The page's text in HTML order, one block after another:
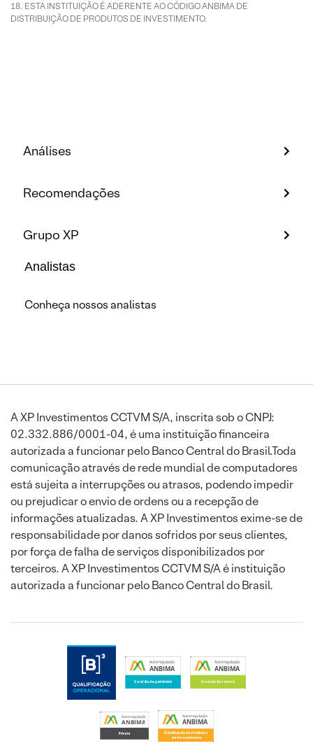
ESTA INSTITUIÇÃO É ADERENTE AO CÓDIGO ANBIMA DE
DISTRIBUIÇÃO DE PRODUTOS DE INVESTIMENTO.
Análises
Recomendações
Grupo XP
Analistas
Conheça nossos analistas
A XP Investimentos CCTVM S/A, inscrita sob o CNPJ:
02.332.886/0001-04, é uma instituição financeira
autorizada a funcionar pelo Banco Central do Brasil.Toda
comunicação através de rede mundial de computadores
está sujeita a interrupções ou atrasos, podendo impedir
ou prejudicar o envio de ordens ou a recepção de
informações atualizadas. A XP Investimentos exime-se de
responsabilidade por danos sofridos por seus clientes,
por força de falha de serviços disponibilizados por
terceiros. A XP Investimentos CCTVM S/A é instituição
autorizada a funcionar pelo Banco Central do Brasil.